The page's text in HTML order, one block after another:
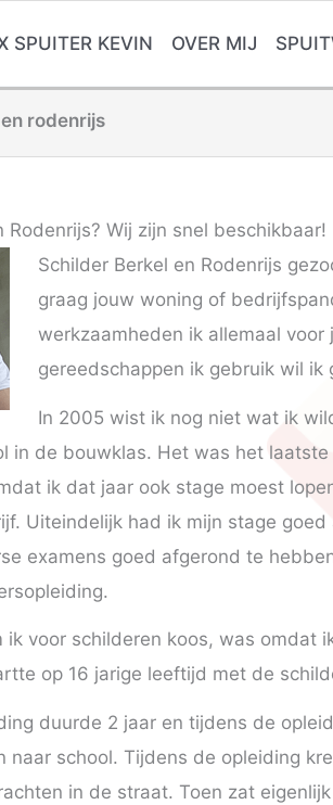
SPUITER KEVIN OVER MIJ
rodenrijs
Rodenrijs? Wij zijn snel beschikbaar!
Schilder Berkel en Rodenrijs
graag jouw woning of
werkzaamheden ik allemaal
gereedschappen ik gebruik wil ik
In 2005 wist ik nog niet wat ik
in de bouwklas. Het was het
ik dat jaar ook stage moest
Uiteindelijk had ik mijn stage
examens goed afgerond te
ik voor schilderen koos, was omdat
op 16 jarige leeftijd met de
duurde 2 jaar en tijdens de
naar school. Tijdens de opleiding
in de straat. Toen zat